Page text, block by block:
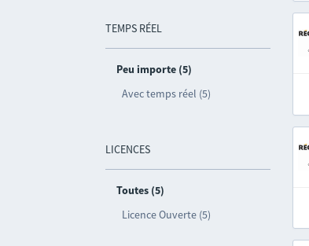
TEMPS RÉEL
Peu importe (5)
Avec temps réel (5)
LICENCES
Toutes (5)
Licence Ouverte (5)